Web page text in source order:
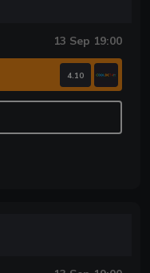
13 Sep 19:00
4.10